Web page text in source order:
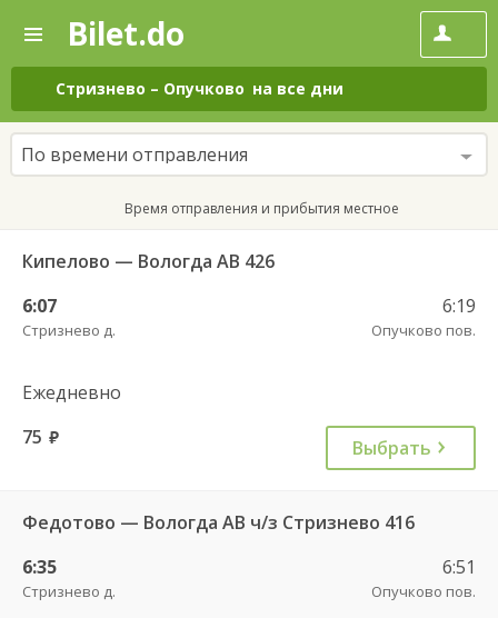
—
Поиск
и
покупка
билетов
на
автобус
онлайн
Bilet.do
Стризнево – Опучково на все дни
По времени отправления
Время отправления и прибытия местное
Кипелово — Вологда АВ 426
6:07
Стризнево д.
6:19
Опучково пов.
Ежедневно
75 руб. Выбрать
Федотово — Вологда АВ ч/з Стризнево 416
6:35
Стризнево д.
6:51
Опучково пов.